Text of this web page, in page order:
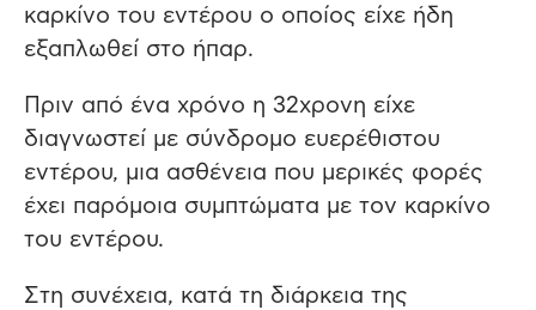
καρκίνο του εντέρου ο οποίος είχε ήδη
εξαπλωθεί στο ήπαρ.
Πριν από ένα χρόνο η 32χρονη είχε
διαγνωστεί με σύνδρομο ευερέθιστου
εντέρου, μια ασθένεια που μερικές φορές
έχει παρόμοια συμπτώματα με τον καρκίνο
του εντέρου.
Στη συνέχεια, κατά τη διάρκεια της